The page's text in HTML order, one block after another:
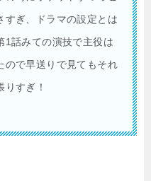
すぎ、ドラマの設定とは
1話みての演技で主役は
で早送りで見てもそれ
すぎ！